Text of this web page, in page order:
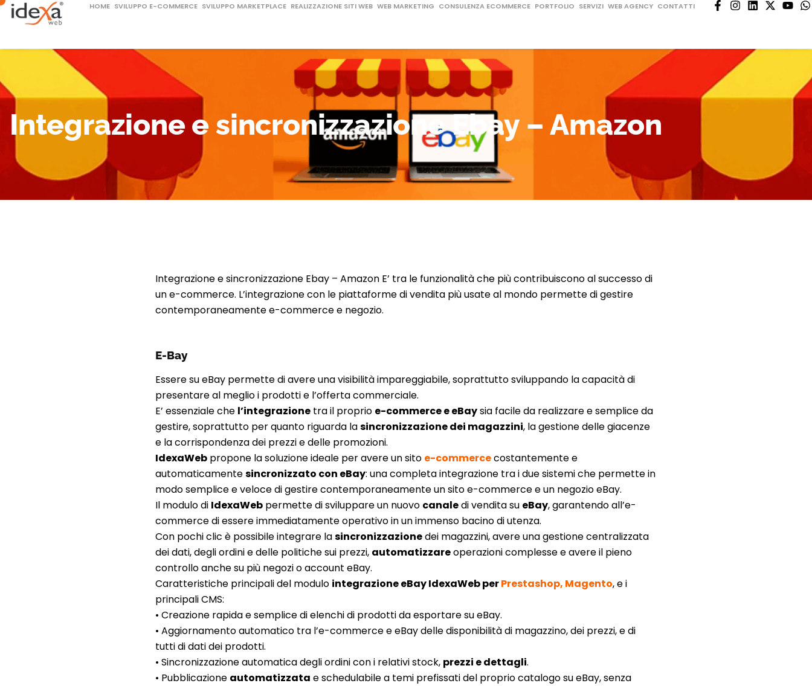
HOME SVILUPPO E-COMMERCE SVILUPPO MARKETPLACE REALIZZAZIONE SITI WEB WEB MARKETING CONSULENZA ECOMMERCE PORTFOLIO SERVIZI WEB AGENCY CONTATTI
Integrazione e sincronizzazione Ebay – Amazon
Integrazione e sincronizzazione Ebay – Amazon E’ tra le funzionalità che più contribuiscono al successo di
un e-commerce. L’integrazione con le piattaforme di vendita più usate al mondo permette di gestire
contemporaneamente e-commerce e negozio.
E-Bay
Essere su eBay permette di avere una visibilità impareggiabile, soprattutto sviluppando la capacità di
presentare al meglio i prodotti e l’offerta commerciale.
E’ essenziale che l’integrazione tra il proprio e-commerce e eBaysia facile da realizzare e semplice da
gestire, soprattutto per quanto riguarda lasincronizzazione dei magazzini, la gestione delle giacenze
e la corrispondenza dei prezzi e delle promozioni.
IdexaWeb propone la soluzione ideale per avere un sito e-commercecostantemente e
automaticamentesincronizzato con eBay: una completa integrazione tra i due sistemi che permette in
modo semplice e veloce di gestire contemporaneamente un sito e-commerce e un negozio eBay.
Il modulo di IdexaWeb permette di sviluppare un nuovo canaledi vendita su eBay, garantendo all’e-
commerce di essere immediatamente operativo in un immenso bacino di utenza.
Con pochi clic è possibile integrare lasincronizzazionedei magazzini, avere una gestione centralizzata
dei dati, degli ordini e delle politiche sui prezzi, automatizzareoperazioni complesse e avere il pieno
controllo anche su più negozi o account eBay.
Caratteristiche principali del modulo integrazione eBay IdexaWeb perPrestashop, Magento, e i
principali CMS:
• Creazione rapida e semplice di elenchi di prodotti da esportare su eBay.
• Aggiornamento automatico tra l’e-commerce e eBay delle disponibilità di magazzino, dei prezzi, e di
tutti di dati dei prodotti.
• Sincronizzazione automatica degli ordini con i relativi stock, prezzi e dettagli.
• Pubblicazione automatizzata e schedulabile a temi prefissati del proprio catalogo su eBay, senza